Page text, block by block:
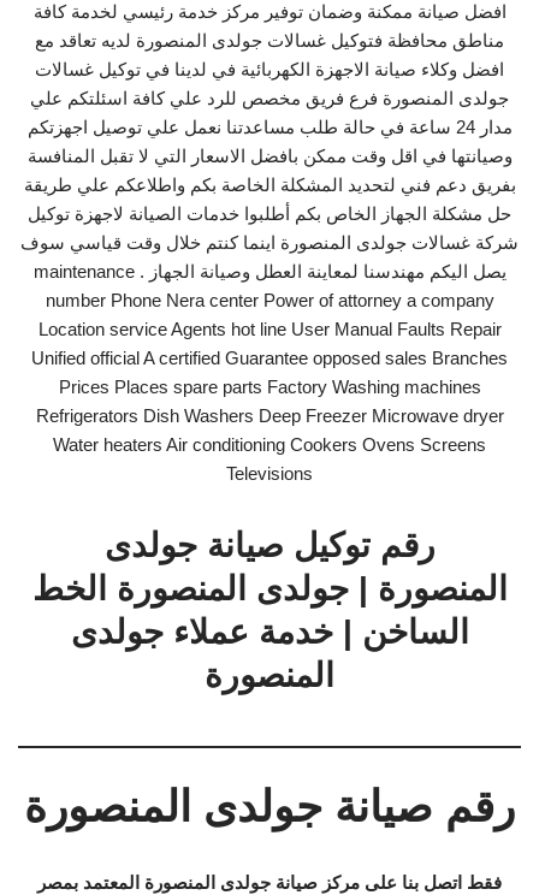
افضل صيانة ممكنة وضمان توفير مركز خدمة رئيسي لخدمة كافة
مناطق محافظة فتوكيل غسالات جولدى المنصورة لديه تعاقد مع
افضل وكلاء صيانة الاجهزة الكهربائية في لدينا في توكيل غسالات
جولدى المنصورة فرع فريق مخصص للرد علي كافة اسئلتكم علي
مدار 24 ساعة في حالة طلب مساعدتنا نعمل علي توصيل اجهزتكم
وصيانتها في اقل وقت ممكن بافضل الاسعار التي لا تقبل المنافسة
بفريق دعم فني لتحديد المشكلة الخاصة بكم واطلاعكم علي طريقة
حل مشكلة الجهاز الخاص بكم أطلبوا خدمات الصيانة لاجهزة توكيل
شركة غسالات جولدى المنصورة اينما كنتم خلال وقت قياسي سوف
يصل اليكم مهندسنا لمعاينة العطل وصيانة الجهاز . maintenance
number Phone Nera center Power of attorney a company
Location service Agents hot line User Manual Faults Repair
Unified official A certified Guarantee opposed sales Branches
Prices Places spare parts Factory Washing machines
Refrigerators Dish Washers Deep Freezer Microwave dryer
Water heaters Air conditioning Cookers Ovens Screens
Televisions
رقم توكيل صيانة جولدى
المنصورة | جولدى المنصورة الخط
الساخن | خدمة عملاء جولدى
المنصورة
رقم صيانة جولدى المنصورة
فقط اتصل بنا على مركز صيانة جولدى المنصورة المعتمد بمصر